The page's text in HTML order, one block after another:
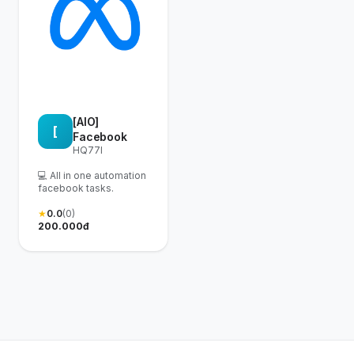
[
[AIO]
Facebook
HQ77I
💻 All in one automation
facebook tasks.
★0.0(0)
200.000đ